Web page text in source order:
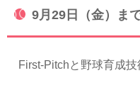
9月29日（金）ま
First-Pitchと野球育成技